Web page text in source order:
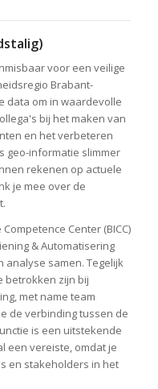
voor een veilige
Brabant-
data om in waardevolle
bij het maken van
en het verbeteren
geo-informatie slimmer
rekenen op actuele
je mee over de
Center (BICC)
& Automatisering
analyse samen. Tegelijk
betrokken zijn bij
met name team
de verbinding tussen de
is een uitstekende
een vereiste, omdat je
en stakeholders in het